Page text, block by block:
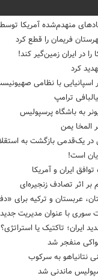
منهدم‌شده آمریکا
فریمان را قطع کرد
را در ایران زمین‌گیر کند!
کرد
با نظامی
ترامپ
به باشگاه پرسپولیس
المخا یمن
در یک‌قدمی بازگشت به
است!
ایران و آمریکا
عربستان و ترکیه برای
سوری با عنوان مدیریت
ایران؛ تاکتیک یا استراتژی؟
منفجر شد
نتانیاهو به سرکوب
ماندنی شد